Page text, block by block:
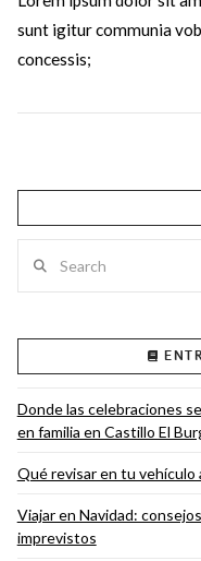
sunt igitur communia
concessis;
Donde las celebraciones
en familia en Castillo El
Qué revisar en tu vehículo
Viajar en Navidad:
imprevistos